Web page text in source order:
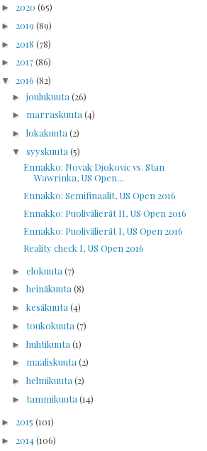
► 2020 (65)
► 2019 (89)
► 2018 (78)
► 2017(86)
▼ 2016 (82)
►joulukuuta(26)
► marraskuuta(4)
►lokakuuta(2)
▼syyskuuta(5)
Ennakko: Novak Djokovic vs. Stan
Wawrinka, US Open...
Ennakko: Semifinaalit, US Open 2016
Ennakko: Puolivälierät II, US Open 2016
Ennakko: Puolivälierät I, US Open 2016
Reality check I, US Open 2016
►elokuuta(7)
►heinäkuuta(8)
►kesäkuuta(4)
►toukokuuta(7)
►huhtikuuta(1)
► maaliskuuta(2)
►helmikuuta(2)
►tammikuuta(14)
► 2015 (101)
► 2014(106)